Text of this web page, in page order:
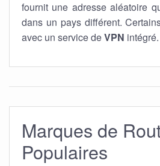
fournit une adresse aléatoire
dans un pays différent.
avec un service deVPN intégré.
Marques de
Populaires